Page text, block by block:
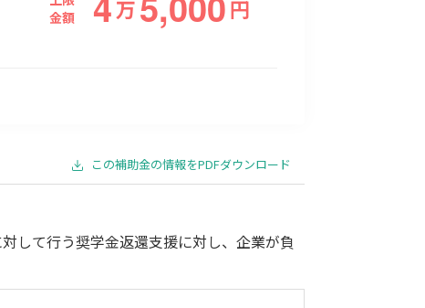
金額
万 円
この補助金の情報をPDFダウンロード
して行う奨学金返還支援に対し、企業が負